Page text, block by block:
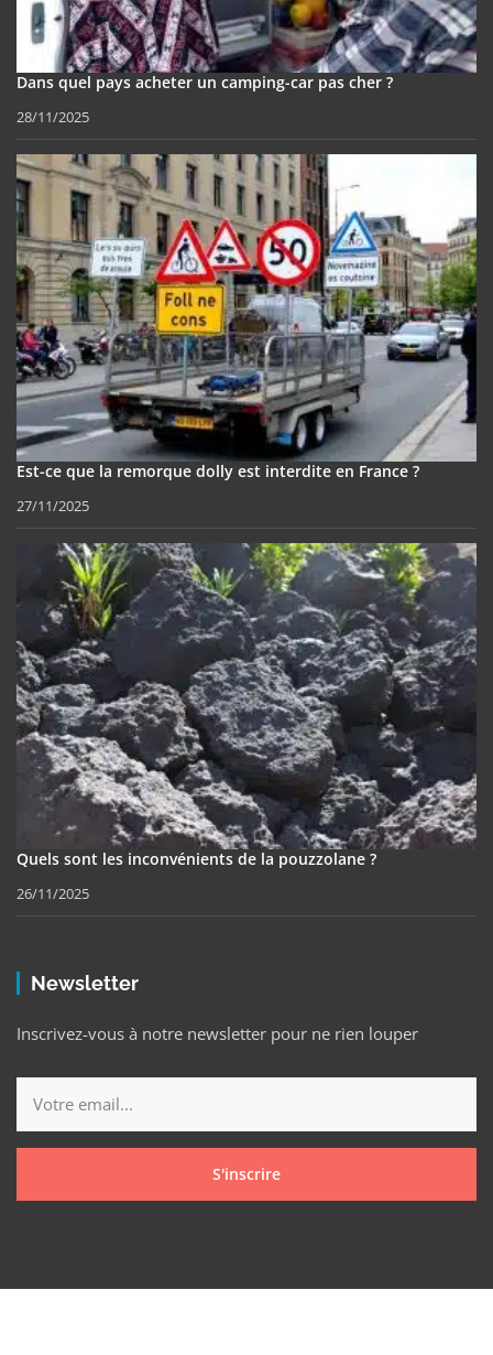
Dans quel pays acheter un camping-car pas cher ?
28/11/2025
Est-ce que la remorque dolly est interdite en France ?
27/11/2025
Quels sont les inconvénients de la pouzzolane ?
26/11/2025
Newsletter
Inscrivez-vous à notre newsletter pour ne rien louper
S'inscrire